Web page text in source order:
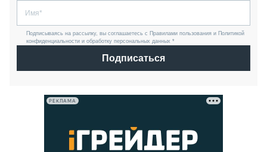
Подписываясь на рассылку, вы соглашаетесь с Правилами пользования и Политикой
конфиденциальности и обработку персональных данных *
Подписаться
РЕКЛАМА